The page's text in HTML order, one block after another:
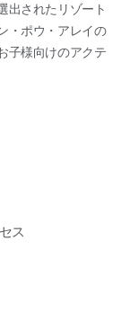
出されたリゾート
・ポウ・アレイの
子様向けのアクテ
ス